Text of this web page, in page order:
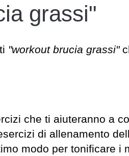
grassi"
"workout brucia grassi"
che ti aiuteranno a
di allenamento
modo per tonificare i